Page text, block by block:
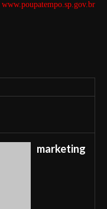
www.poupatempo.sp.gov.br
marketing